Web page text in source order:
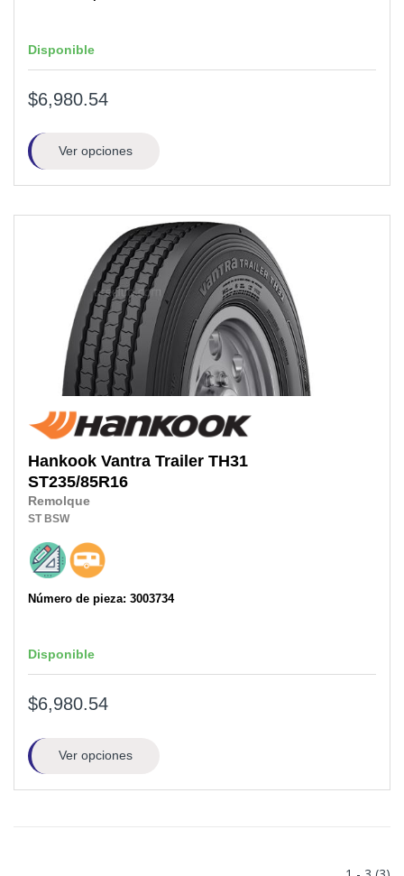
Disponible
$6,980.54
Ver opciones
Hankook Vantra Trailer TH31
ST235/85R16
Remolque
ST BSW
Número de pieza: 3003734
Disponible
$6,980.54
Ver opciones